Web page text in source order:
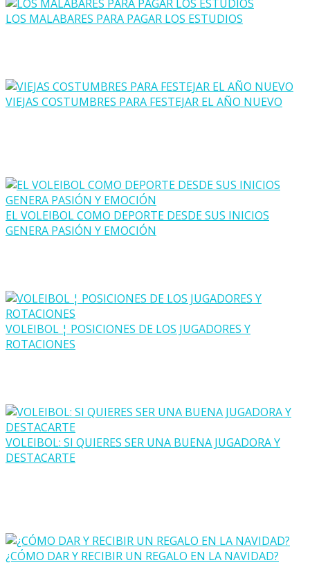
LOS MALABARES PARA PAGAR LOS ESTUDIOS
VIEJAS COSTUMBRES PARA FESTEJAR EL AÑO NUEVO
EL VOLEIBOL COMO DEPORTE DESDE SUS INICIOS
GENERA PASIÓN Y EMOCIÓN
VOLEIBOL ¦ POSICIONES DE LOS JUGADORES Y
ROTACIONES
VOLEIBOL: SI QUIERES SER UNA BUENA JUGADORA Y
DESTACARTE
¿CÓMO DAR Y RECIBIR UN REGALO EN LA NAVIDAD?